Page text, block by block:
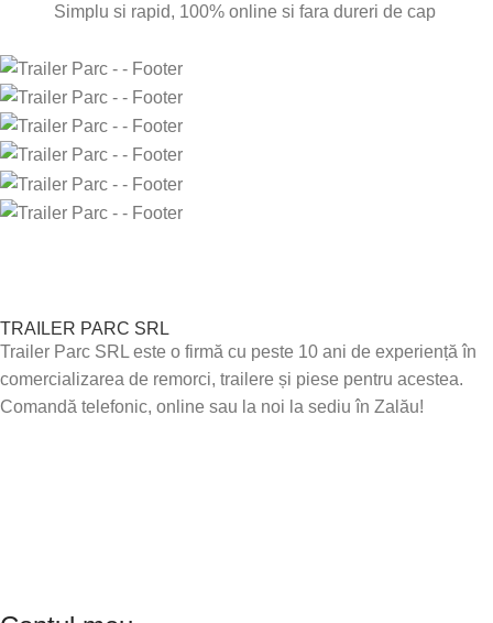
Simplu si rapid, 100% online si fara dureri de cap
TRAILER PARC SRL
Trailer Parc SRL este o firmă cu peste 10 ani de experiență în
comercializarea de remorci, trailere și piese pentru acestea.
Comandă telefonic, online sau la noi la sediu în Zalău!